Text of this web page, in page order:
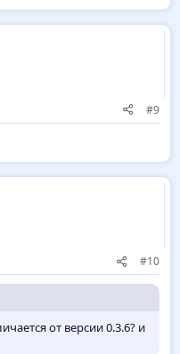
#9
#10
от версии 0.3.6? и